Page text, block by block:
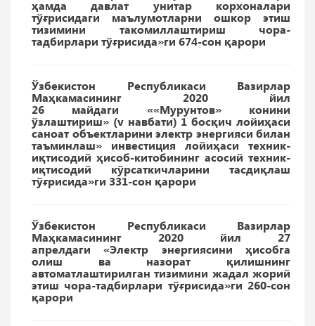
ҳамда давлат унитар корхоналари
тўғрисидаги маълумотларни ошкор этиш
тизимини такомиллаштириш чора-
тадбирлари тўғрисида»ги 674-сон қарори
Ўзбекистон Республикаси Вазирлар
Маҳкамасининг 2020 йил
26 майдаги ««Мурунтов» конини
ўзлаштириш» (v навбати) 1 босқич лойиҳаси
саноат объектларини электр энергияси билан
таъминлаш» инвестиция лойиҳаси техник-
иқтисодий ҳисоб-китобининг асосий техник-
иқтисодий кўрсаткичларини тасдиқлаш
тўғрисида»ги 331-сон қарори
Ўзбекистон Республикаси Вазирлар
Маҳкамасининг 2020 йил 27
апрелдаги «Электр энергиясини ҳисобга
олиш ва назорат қилишнинг
автоматлаштирилган тизимини жадал жорий
этиш чора-тадбирлари тўғрисида»ги 260-сон
қарори